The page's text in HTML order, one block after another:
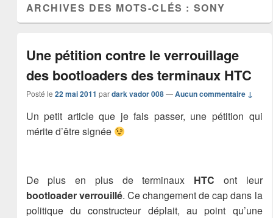
ARCHIVES DES MOTS-CLÉS : SONY
Une pétition contre le verrouillage
des bootloaders des terminaux HTC
Posté le 22 mai 2011 pardark vador 008 —Aucun commentaire ↓
Un petit article que je fais passer, une pétition qui
mérite d’être signée
De plus en plus de terminaux HTC ont leur
bootloader verrouillé. Ce changement de cap dans la
politique du constructeur déplait, au point qu’une